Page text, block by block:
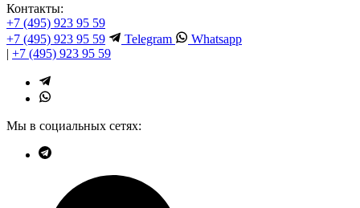
Контакты:
+7 (495) 923 95 59
+7 (495) 923 95 59
Telegram
Whatsapp
| +7 (495) 923 95 59
Мы в социальных сетях: